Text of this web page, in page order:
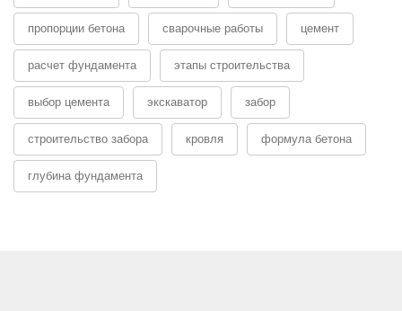
пропорции бетона сварочные работы цемент
расчет фундамента этапы строительства
выбор цемента экскаватор забор
строительство забора кровля формула бетона
глубина фундамента